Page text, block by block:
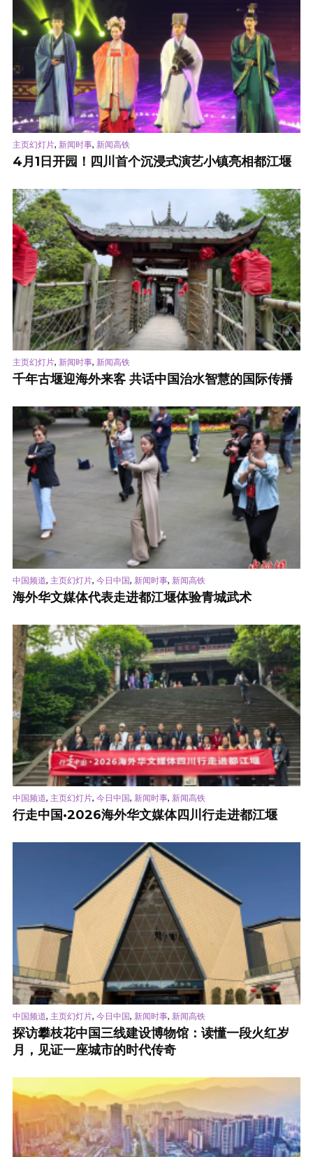
主页幻灯片, 新闻时事, 新闻高铁
4月1日开园！四川首个沉浸式演艺小镇亮相都江堰
主页幻灯片, 新闻时事, 新闻高铁
千年古堰迎海外来客 共话中国治水智慧的国际传播
中国频道, 主页幻灯片, 今日中国, 新闻时事, 新闻高铁
海外华文媒体代表走进都江堰体验青城武术
中国频道, 主页幻灯片, 今日中国, 新闻时事, 新闻高铁
行走中国·2026海外华文媒体四川行走进都江堰
中国频道, 主页幻灯片, 今日中国, 新闻时事, 新闻高铁
探访攀枝花中国三线建设博物馆：读懂一段火红岁
月，见证一座城市的时代传奇